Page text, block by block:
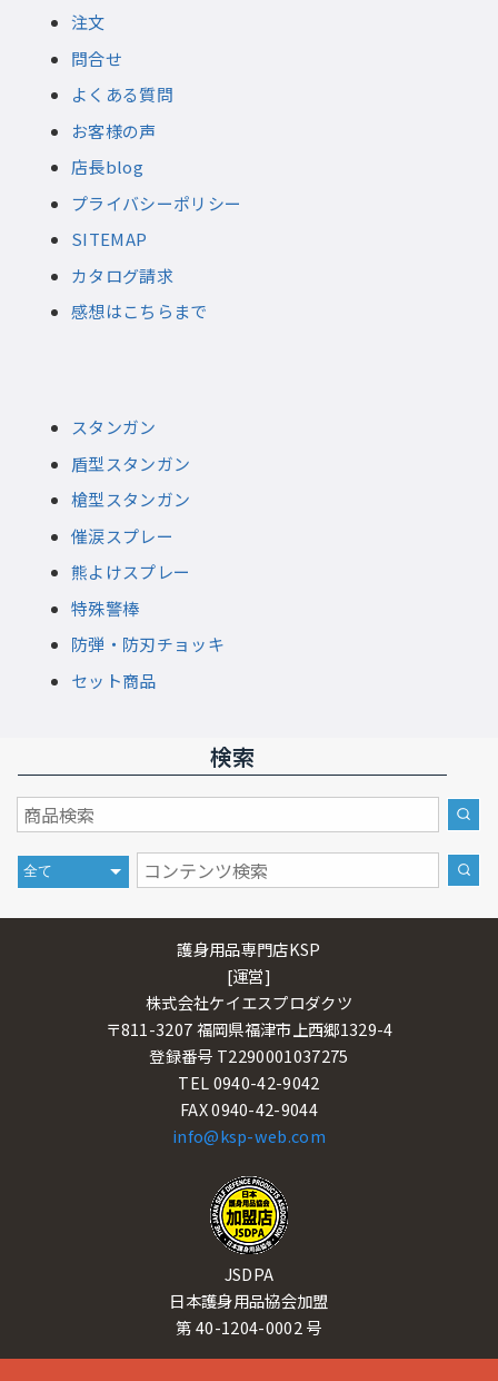
注文
問合せ
よくある質問
お客様の声
店長blog
プライバシーポリシー
SITEMAP
カタログ請求
感想はこちらまで
スタンガン
盾型スタンガン
槍型スタンガン
催涙スプレー
熊よけスプレー
特殊警棒
防弾・防刃チョッキ
セット商品
検索
護身用品専門店KSP
[運営]
株式会社ケイエスプロダクツ
〒811-3207 福岡県福津市上西郷1329-4
登録番号 T2290001037275
TEL 0940-42-9042
FAX 0940-42-9044
info@ksp-web.com
JSDPA
日本護身用品協会加盟
第 40-1204-0002 号